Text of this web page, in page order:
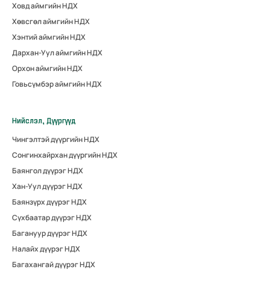
Ховд аймгийн НДХ
Хөвсгөл аймгийн НДХ
Хэнтий аймгийн НДХ
Дархан-Уул аймгийн НДХ
Орхон аймгийн НДХ
Говьсүмбэр аймгийн НДХ
Нийслэл, Дүүргүүд
Чингэлтэй дүүргийн НДХ
Сонгинхайрхан дүүргийн НДХ
Баянгол дүүрэг НДХ
Хан-Уул дүүрэг НДХ
Баянзүрх дүүрэг НДХ
Сүхбаатар дүүрэг НДХ
Багануур дүүрэг НДХ
Налайх дүүрэг НДХ
Багахангай дүүрэг НДХ